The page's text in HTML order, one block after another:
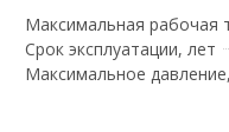
Максимальная рабочая
Срок эксплуатации, лет
Максимальное